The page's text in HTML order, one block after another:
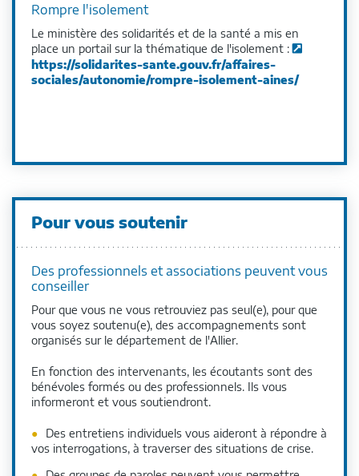
Rompre l'isolement
Le ministère des solidarités et de la santé a mis en
place un portail sur la thématique de l'isolement :
https://solidarites-sante.gouv.fr/affaires-
sociales/autonomie/rompre-isolement-aines/
Pour vous soutenir
Des professionnels et associations peuvent vous
conseiller
Pour que vous ne vous retrouviez pas seul(e), pour que
vous soyez soutenu(e), des accompagnements sont
organisés sur le département de l'Allier.
En fonction des intervenants, les écoutants sont des
bénévoles formés ou des professionnels. Ils vous
informeront et vous soutiendront.
Des entretiens individuels vous aideront à répondre à
vos interrogations, à traverser des situations de crise.